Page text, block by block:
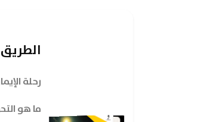
رحلة
ما هو